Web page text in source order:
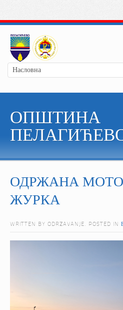
ОПШТИНА
ОДРЖАНА МОТО
ЖУРКА
WRITTEN BY ODRZAVANJE. POSTED IN